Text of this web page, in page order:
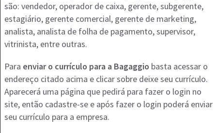
são: vendedor, operador de caixa, gerente, subgerente,
estagiário, gerente comercial, gerente de marketing,
analista, analista de folha de pagamento, supervisor,
vitrinista, entre outras.
Para enviar o currículo para a Bagaggio basta acessar o
endereço citado acima e clicar sobre deixe seu currículo.
Aparecerá uma página que pedirá para fazer o login no
site, então cadastre-se e após fazer o login poderá enviar
seu currículo para a empresa.